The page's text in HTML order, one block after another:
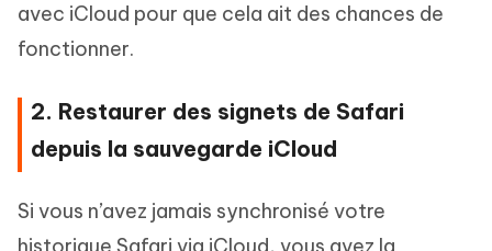
avec iCloud pour que cela ait des chances de
fonctionner.
2. Restaurer des signets de Safari
depuis la sauvegarde iCloud
Si vous n’avez jamais synchronisé votre